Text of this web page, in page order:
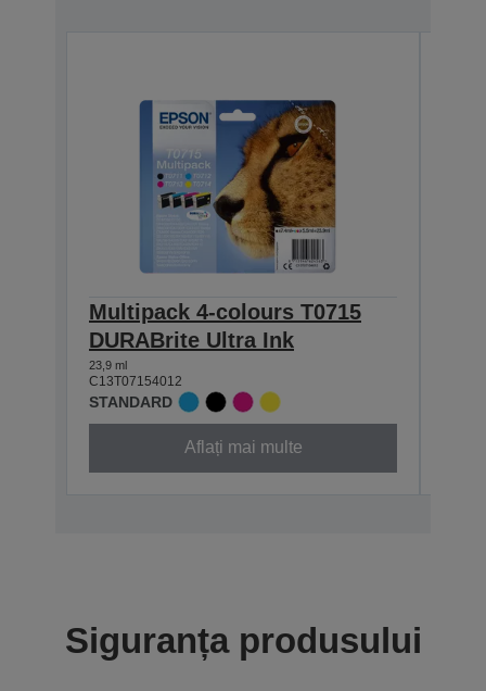
Multipack 4-colours T0715
DURABrite Ultra Ink
23,9 ml
C13T07154012
STANDARD
Aflați mai multe
Siguranța produsului